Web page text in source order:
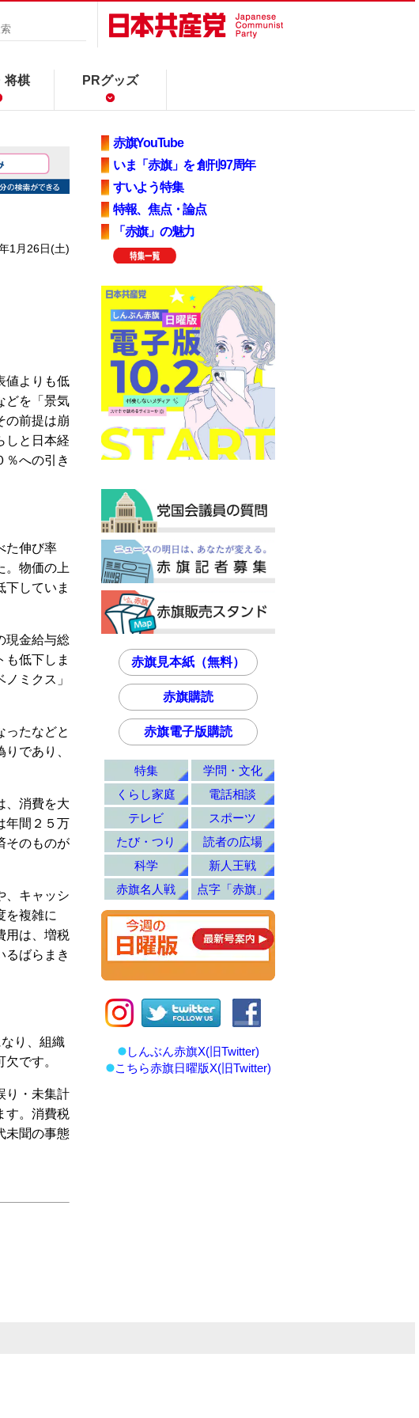
将棋 PRグッズ
1月26日(土)
値よりも低
どを「景気
の前提は崩
しと日本経
％への引き
た伸び率
。物価の上
下していま
現金給与総
も低下しま
ミクス」
ったなどと
であり、
、消費を大
年間２５万
そのものが
、キャッシ
を複雑に
用は、増税
るばらまき
り、組織
です。
り・未集計
す。消費税
未聞の事態
赤旗YouTube
いま「赤旗」を 創刊97周年
すいよう特集
特報、焦点・論点
「赤旗」の魅力
赤旗見本紙（無料）
赤旗購読
赤旗電子版購読
特集
学問・文化
くらし家庭
電話相談
テレビ
スポーツ
たび・つり
読者の広場
科学
新人王戦
赤旗名人戦
点字「赤旗」
しんぶん赤旗X(旧Twitter)
こちら赤旗日曜版X(旧Twitter)